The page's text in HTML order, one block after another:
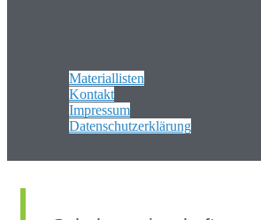
Materiallisten
Kontakt
Impressum
Datenschutzerklärung